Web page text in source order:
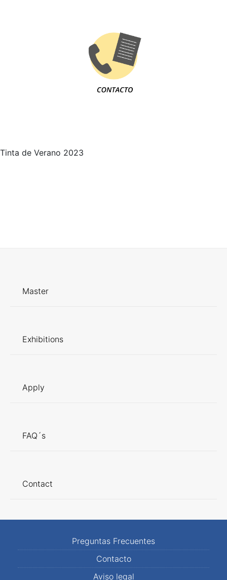
Tinta de Verano 2023
Master
Exhibitions
Apply
FAQ´s
Contact
Preguntas Frecuentes
Contacto
Aviso legal